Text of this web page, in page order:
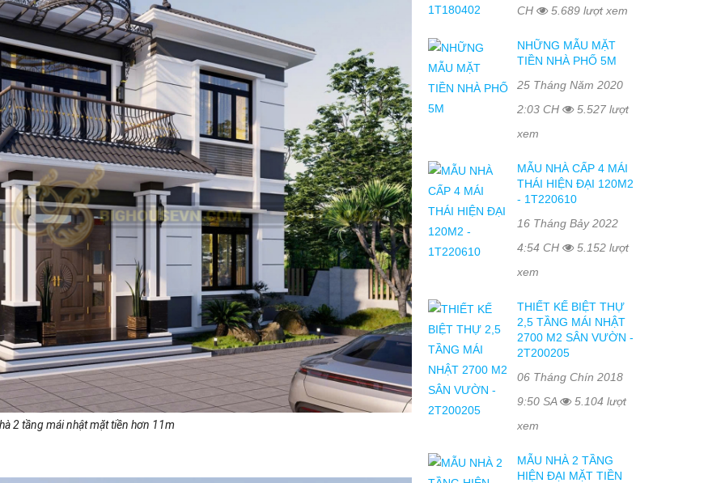
2 tầng mái nhật mặt tiền hơn 11m
CH
5.689 lượt xem
NHỮNG MẪU MẶT
TIỀN NHÀ PHỐ 5M
25 Tháng Năm 2020
2:03 CH
5.527 lượt
xem
MẪU NHÀ CẤP 4 MÁI
THÁI HIỆN ĐẠI 120M2
- 1T220610
16 Tháng Bảy 2022
4:54 CH
5.152 lượt
xem
THIẾT KẾ BIỆT THỰ
2,5 TẦNG MÁI NHẬT
2700 M2 SÂN VƯỜN -
2T200205
06 Tháng Chín 2018
9:50 SA
5.104 lượt
xem
MẪU NHÀ 2 TẦNG
HIỆN ĐẠI MẶT TIỀN